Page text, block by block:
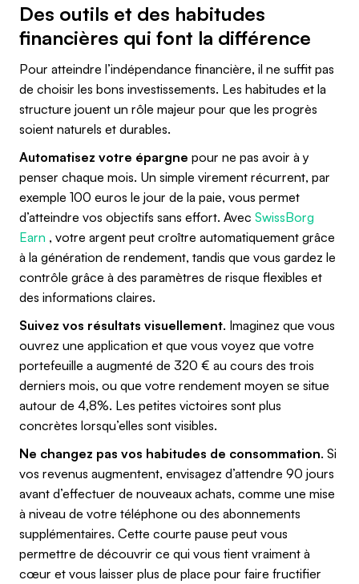
Des outils et des habitudes
financières qui font la différence
Pour atteindre l’indépendance financière, il ne suffit pas
de choisir les bons investissements. Les habitudes et la
structure jouent un rôle majeur pour que les progrès
soient naturels et durables.
Automatisez votre épargne pour ne pas avoir à y
penser chaque mois. Un simple virement récurrent, par
exemple 100 euros le jour de la paie, vous permet
d’atteindre vos objectifs sans effort. Avec SwissBorg
Earn , votre argent peut croître automatiquement grâce
à la génération de rendement, tandis que vous gardez le
contrôle grâce à des paramètres de risque flexibles et
des informations claires.
Suivez vos résultats visuellement. Imaginez que vous
ouvrez une application et que vous voyez que votre
portefeuille a augmenté de 320 € au cours des trois
derniers mois, ou que votre rendement moyen se situe
autour de 4,8%. Les petites victoires sont plus
concrètes lorsqu’elles sont visibles.
Ne changez pas vos habitudes de consommation. Si
vos revenus augmentent, envisagez d’attendre 90 jours
avant d’effectuer de nouveaux achats, comme une mise
à niveau de votre téléphone ou des abonnements
supplémentaires. Cette courte pause peut vous
permettre de découvrir ce qui vous tient vraiment à
cœur et vous laisser plus de place pour faire fructifier